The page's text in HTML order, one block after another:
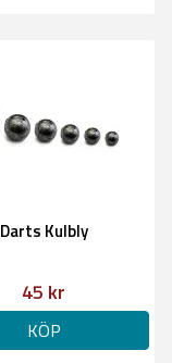
Darts Kulbly
45 kr
KÖP